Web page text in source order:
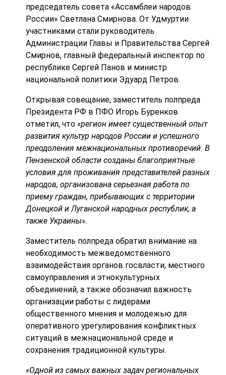
председатель совета «Ассамблеи народов
России» Светлана Смирнова. От Удмуртии
участниками стали руководитель
Администрации Главы и Правительства Сергей
Смирнов, главный федеральный инспектор по
республике Сергей Панов и министр
национальной политики Эдуард Петров.
Открывая совещание, заместитель полпреда
Президента РФ в ПФО Игорь Буренков
отметил, что «регион имеет существенный опыт
развития культур народов России и успешного
преодоления межнациональных противоречий. В
Пензенской области созданы благоприятные
условия для проживания представителей разных
народов, организована серьезная работа по
приему граждан, прибывающих с территории
Донецкой и Луганской народных республик, а
также Украины».
Заместитель полпреда обратил внимание на
необходимость межведомственного
взаимодействия органов госвласти, местного
самоуправления и этнокультурных
объединений, а также обозначил важность
организации работы с лидерами
общественного мнения и молодежью для
оперативного урегулирования конфликтных
ситуаций в межнациональной среде и
сохранения традиционной культуры.
«Одной из самых важных задач региональных